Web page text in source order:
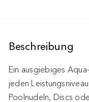
Beschreibung
Ein ausgiebiges
jeden
Poolnudeln, Discs